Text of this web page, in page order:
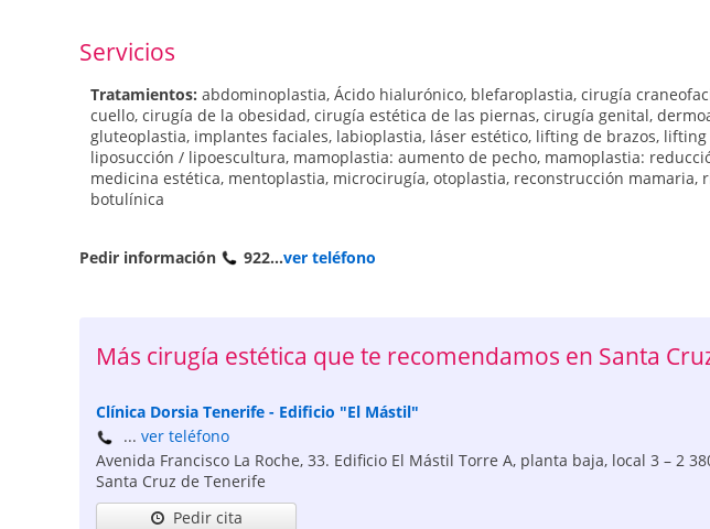
Servicios
Tratamientos: abdominoplastia, Ácido hialurónico, blefaroplastia, cirugía
cuello, cirugía de la obesidad, cirugía estética de las piernas, cirugía genital,
gluteoplastia, implantes faciales, labioplastia, láser estético, lifting de brazos, lifting
liposucción / lipoescultura, mamoplastia: aumento de pecho, mamoplastia:
medicina estética, mentoplastia, microcirugía, otoplastia, reconstrucción mamaria,
botulínica
Pedir información 922...ver teléfono
Más cirugía estética que te recomendamos en Santa
Clínica Dorsia Tenerife - Edificio "El Mástil"
... ver teléfono
Avenida Francisco La Roche, 33. Edificio El Mástil Torre A, planta baja, local 3 – 2
Santa Cruz de Tenerife
Pedir cita